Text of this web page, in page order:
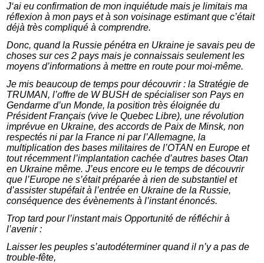
J‘ai eu confirmation de mon inquiétude mais je limitais ma
réflexion à mon pays et à son voisinage estimant que c’était
déjà très compliqué à comprendre.
Donc, quand la Russie pénétra en Ukraine je savais peu de
choses sur ces 2 pays mais je connaissais seulement les
moyens d’informations à mettre en route pour moi-même.
Je mis beaucoup de temps pour découvrir : la Stratégie de
TRUMAN, l’offre de W BUSH de spécialiser son Pays en
Gendarme d’un Monde, la position très éloignée du
Président Français (vive le Quebec Libre), une révolution
imprévue en Ukraine, des accords de Paix de Minsk, non
respectés ni par la France ni par l’Allemagne, la
multiplication des bases militaires de l’OTAN en Europe et
tout récemment l’implantation cachée d’autres bases Otan
en Ukraine même. J’eus encore eu le temps de découvrir
que l’Europe ne s’était préparée à rien de substantiel et
d’assister stupéfait à l’entrée en Ukraine de la Russie,
conséquence des évènements à l’instant énoncés.
Trop tard pour l’instant mais Opportunité de réfléchir à
l’avenir :
Laisser les peuples s’autodéterminer quand il n’y a pas de
trouble-fête,